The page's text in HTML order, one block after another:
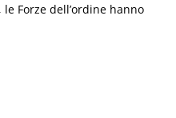
Forze dell’ordine hanno